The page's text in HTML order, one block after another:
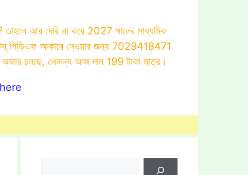
তাহলে আর দেরি না করে 2027 সালের মাধ্যমিক
পিডিএফ আকারে নেওয়ার জন্য 7029418471
চলছে, সেজন্য আজ দাম 199 টাকা মাত্র।
here